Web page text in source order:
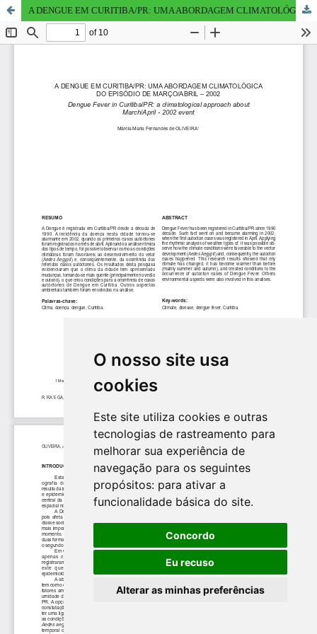
O nosso site usa
cookies
Este site utiliza cookies e outras
tecnologias de rastreamento para
melhorar sua experiência de
navegação para os seguintes
propósitos: para ativar a
funcionalidade básica do site.
Concordo
Eu recuso
Alterar as minhas preferências
A DENGUE EM CURITIBA/PR: UMA ABORDAGEM CLIMATOLÓGICA DO EPISÓDIO DE MARÇO/ABRIL  2002